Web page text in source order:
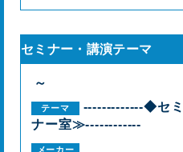
セミナー・講演テーマ
～
-------------◆セ
ナー室≫------------